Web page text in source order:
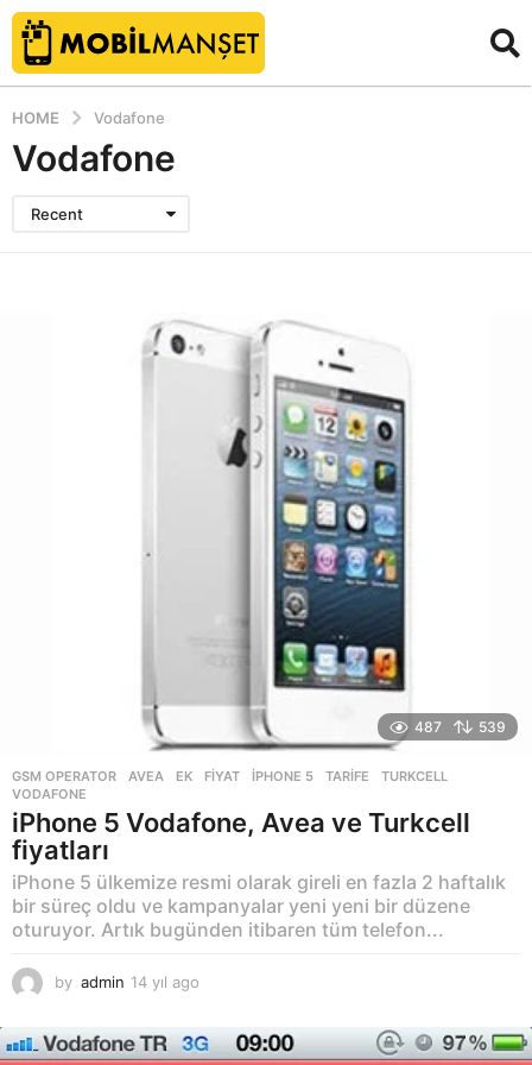
HOME Vodafone
Vodafone
Recent
487 539
GSM OPERATOR AVEA ,EK ,FIYAT ,IPHONE 5 ,TARIFE ,TURKCELL
VODAFONE
iPhone 5 Vodafone, Avea ve Turkcell
fiyatları
iPhone 5 ülkemize resmi olarak gireli en fazla 2 haftalık
bir süreç oldu ve kampanyalar yeni yeni bir düzene
oturuyor. Artık bugünden itibaren tüm telefon...
by admin 14 yıl ago
ı